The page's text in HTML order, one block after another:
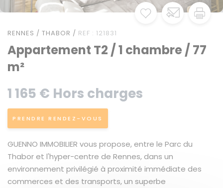
RENNES / THABOR / REF : 121831
Appartement T2 / 1 chambre / 77
m²
1 165 € Hors charges
PRENDRE RENDEZ-VOUS
GUENNO IMMOBILIER vous propose, entre le Parc du
Thabor et l'hyper-centre de Rennes, dans un
environnement privilégié à proximité immédiate des
commerces et des transports, un superbe